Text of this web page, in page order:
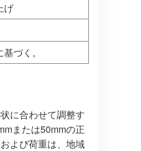
げ
づく。
に合わせて調整す
または50mmの正
よび荷重は、地域